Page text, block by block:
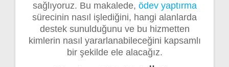
sağlıyoruz. Bu makalede, ödev yaptırma
sürecinin nasıl işlediğini, hangi alanlarda
destek sunulduğunu ve bu hizmetten
kimlerin nasıl yararlanabileceğini kapsamlı
bir şekilde ele alacağız.